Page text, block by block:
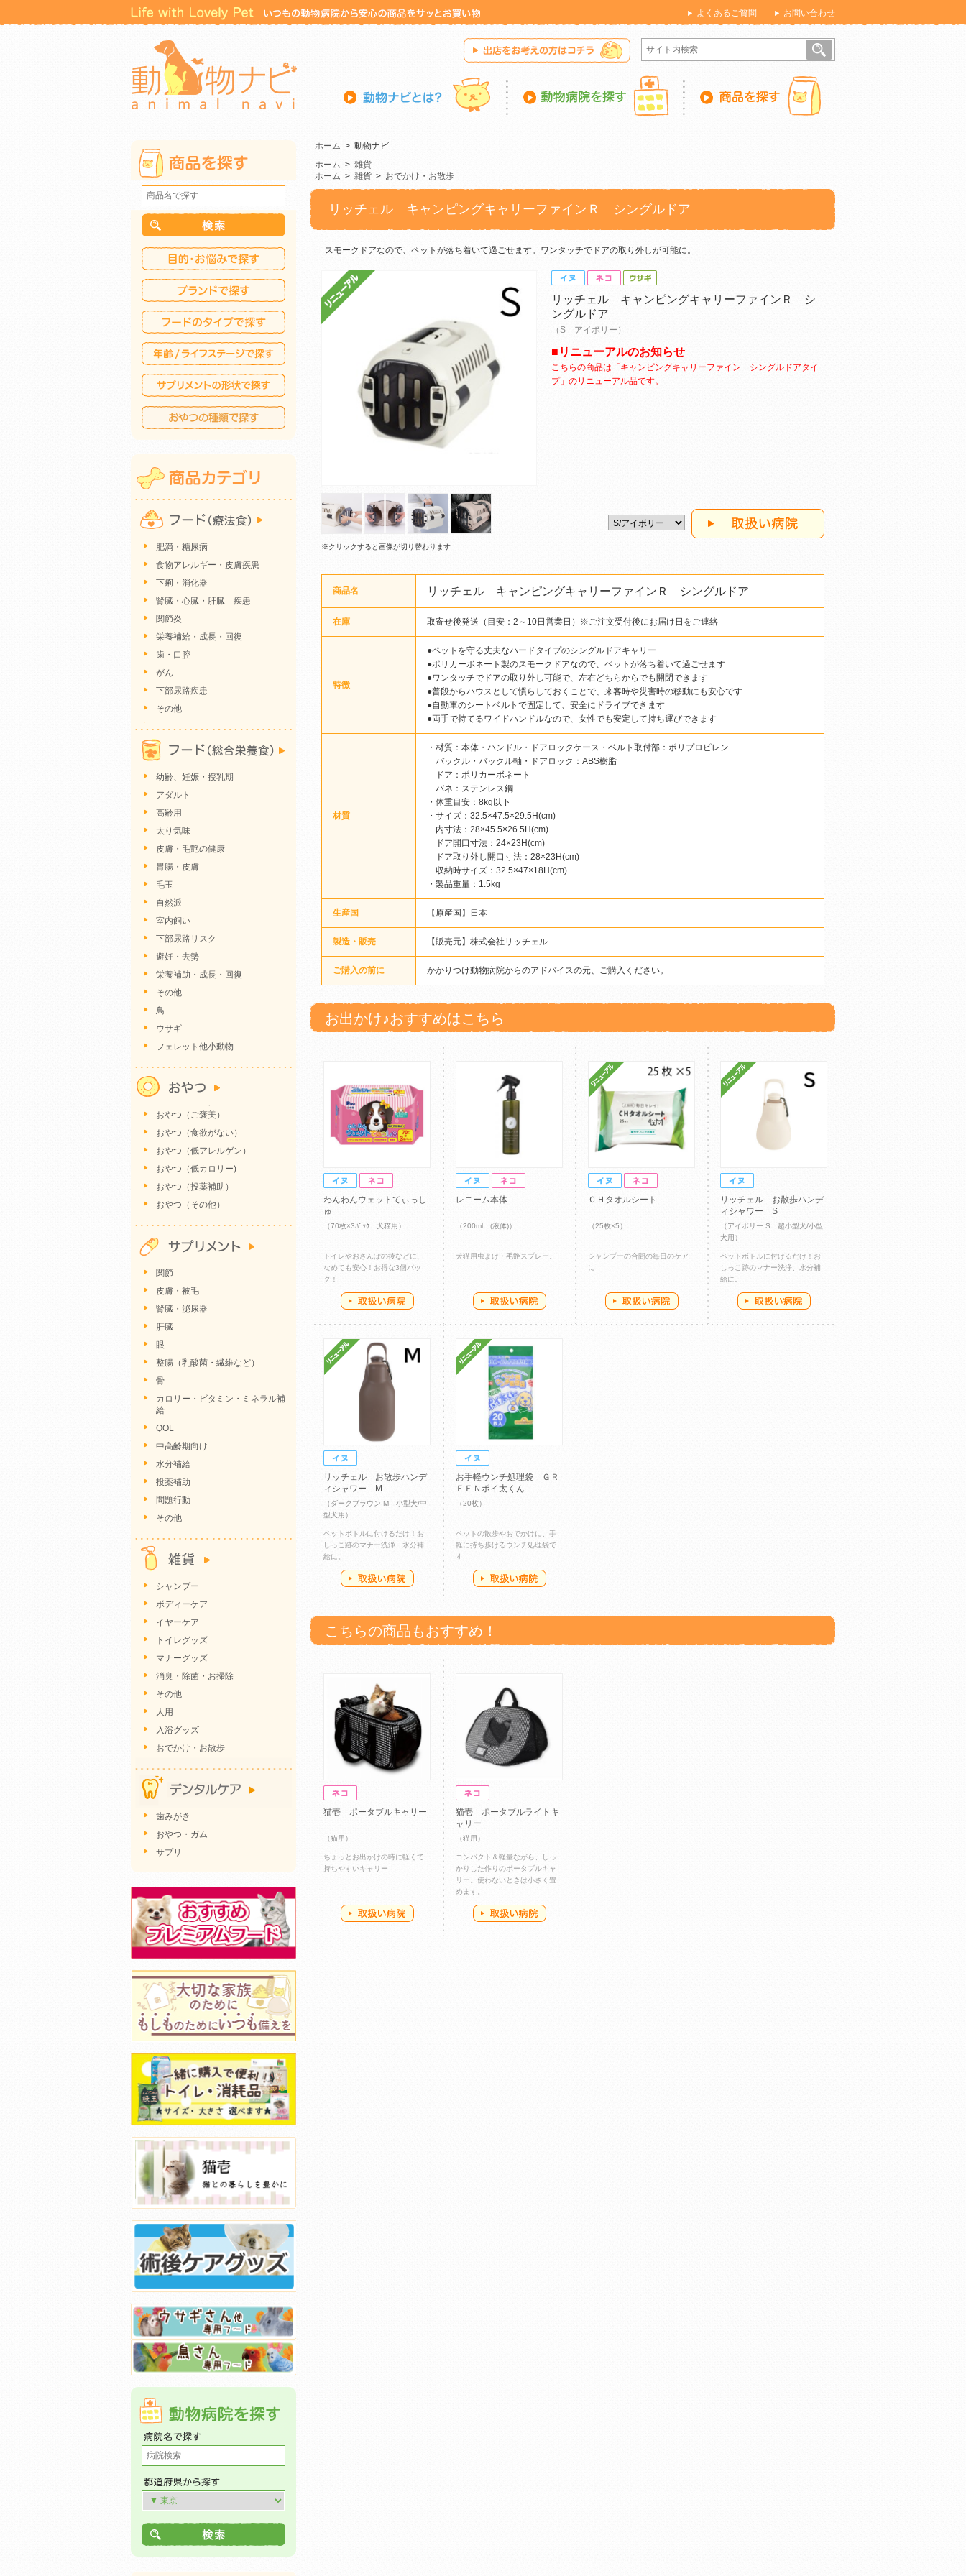
よくあるご質問 お問い合わせ
ホーム > 動物ナビ
ホーム > 雑貨
ホーム > 雑貨 > おでかけ・お散歩
リッチェル キャンピングキャリーファインＲ シングルドア
スモークドアなので、ペットが落ち着いて過ごせます。ワンタッチでドアの取り外しが可能に。
※クリックすると画像が切り替わります
リッチェル キャンピングキャリーファインＲ シ
ングルドア
（S アイボリー）
■リニューアルのお知らせ
こちらの商品は「キャンピングキャリーファイン シングルドアタイ
プ」のリニューアル品です。
商品名 リッチェル キャンピングキャリーファインＲ シングルドア
在庫 取寄せ後発送（目安：2～10日営業日）※ご注文受付後にお届け日をご連絡
特徴
●ペットを守る丈夫なハードタイプのシングルドアキャリー
●ポリカーボネート製のスモークドアなので、ペットが落ち着いて過ごせます
●ワンタッチでドアの取り外し可能で、左右どちらからでも開閉できます
●普段からハウスとして慣らしておくことで、来客時や災害時の移動にも安心です
●自動車のシートベルトで固定して、安全にドライブできます
●両手で持てるワイドハンドルなので、女性でも安定して持ち運びできます
材質
・材質：本体・ハンドル・ドアロックケース・ベルト取付部：ポリプロピレン
バックル・バックル軸・ドアロック：ABS樹脂
ドア：ポリカーボネート
バネ：ステンレス鋼
・体重目安：8kg以下
・サイズ：32.5×47.5×29.5H(cm)
内寸法：28×45.5×26.5H(cm)
ドア開口寸法：24×23H(cm)
ドア取り外し開口寸法：28×23H(cm)
収納時サイズ：32.5×47×18H(cm)
・製品重量：1.5kg
生産国 【原産国】日本
製造・販売 【販売元】株式会社リッチェル
ご購入の前に かかりつけ動物病院からのアドバイスの元、ご購入ください。
お出かけ♪おすすめはこちら
わんわんウェットてぃっし
ゅ
（70枚×3ﾊﾟｯｸ 犬猫用）
トイレやおさんぽの後などに、
なめても安心！お得な3個パッ
ク！
レニーム本体
（200ml (液体)）
犬猫用虫よけ・毛艶スプレー。
ＣＨタオルシート
（25枚×5）
シャンプーの合間の毎日のケア
に
リッチェル お散歩ハンデ
ィシャワー S
（アイボリー S 超小型犬/小型
犬用）
ペットボトルに付けるだけ！お
しっこ跡のマナー洗浄、水分補
給に。
リッチェル お散歩ハンデ
ィシャワー M
（ダークブラウン M 小型犬/中
型犬用）
ペットボトルに付けるだけ！お
しっこ跡のマナー洗浄、水分補
給に。
お手軽ウンチ処理袋 ＧＲ
ＥＥＮポイ太くん
（20枚）
ペットの散歩やおでかけに、手
軽に持ち歩けるウンチ処理袋で
す
こちらの商品もおすすめ！
猫壱 ポータブルキャリー
（猫用）
ちょっとお出かけの時に軽くて
持ちやすいキャリー
猫壱 ポータブルライトキ
ャリー
（猫用）
コンパクト＆軽量ながら、しっ
かりした作りのポータブルキャ
リー。使わないときは小さく畳
めます。
肥満・糖尿病
食物アレルギー・皮膚疾患
下痢・消化器
腎臓・心臓・肝臓 疾患
関節炎
栄養補給・成長・回復
歯・口腔
がん
下部尿路疾患
その他
幼齢、妊娠・授乳期
アダルト
高齢用
太り気味
皮膚・毛艶の健康
胃腸・皮膚
毛玉
自然派
室内飼い
下部尿路リスク
避妊・去勢
栄養補助・成長・回復
その他
鳥
ウサギ
フェレット他小動物
おやつ（ご褒美）
おやつ（食欲がない）
おやつ（低アレルゲン）
おやつ（低カロリー)
おやつ（投薬補助）
おやつ（その他）
関節
皮膚・被毛
腎臓・泌尿器
肝臓
眼
整腸（乳酸菌・繊維など）
骨
カロリー・ビタミン・ミネラル補
給
QOL
中高齢期向け
水分補給
投薬補助
問題行動
その他
シャンプー
ボディーケア
イヤーケア
トイレグッズ
マナーグッズ
消臭・除菌・お掃除
その他
人用
入浴グッズ
おでかけ・お散歩
歯みがき
おやつ・ガム
サプリ